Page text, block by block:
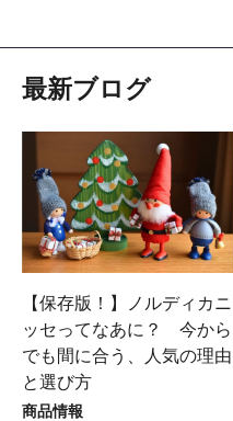
最新ブログ
【保存版！】ノルディカニ
ッセってなあに？ 今から
でも間に合う、人気の理由
と選び方
商品情報